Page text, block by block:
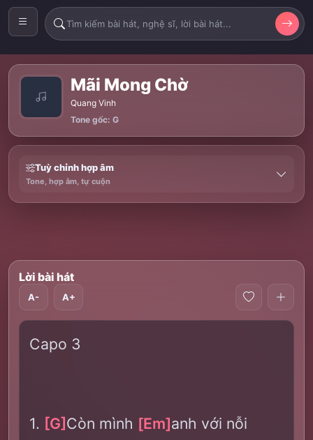
Mãi Mong Chờ
Quang Vinh
Tone gốc: G
Tuỳ chỉnh hợp âm
Tone, hợp âm, tự cuộn
Lời bài hát
A- A+
Capo 3
1. [G]Còn mình [Em]anh với nỗi